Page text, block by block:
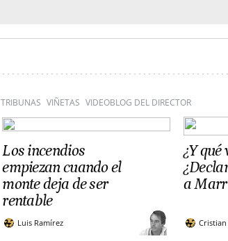
TRIBUNAS VIÑETAS VIDEOBLOG DEL DIRECTOR
Los incendios
empiezan cuando el
monte deja de ser
rentable
Luis Ramírez
¿Y qué
a
Cristian